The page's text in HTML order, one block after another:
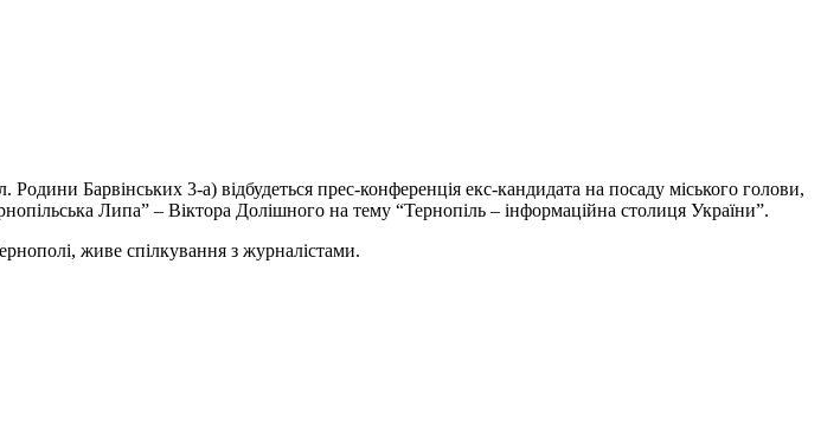
Барвінських 3-а) відбудеться прес-конференція екс-кандидата на посаду міського голови,
Липа” – Віктора Долішного на тему “Тернопіль – інформаційна столиця України”.
живе спілкування з журналістами.